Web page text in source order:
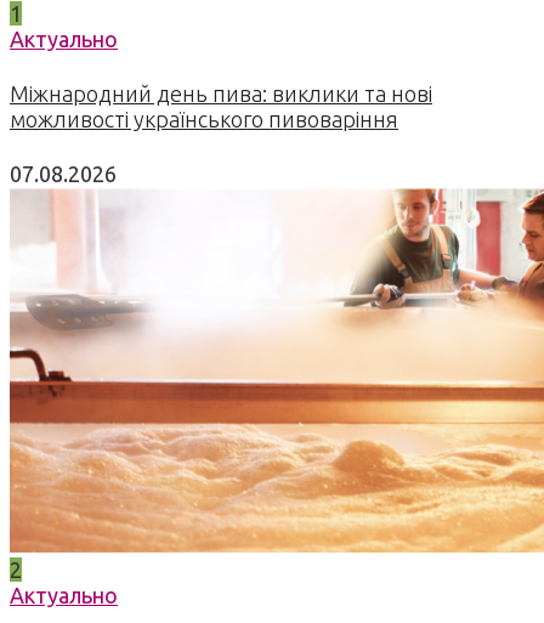
1
Актуально
Міжнародний день пива: виклики та нові
можливості українського пивоваріння
07.08.2026
2
Актуально